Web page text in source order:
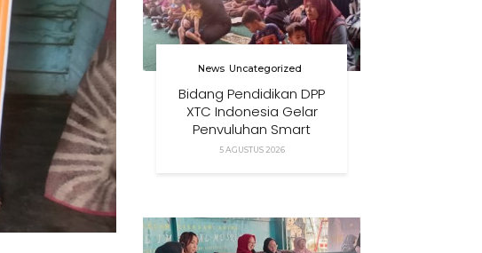
News Uncategorized
Bidang Pendidikan DPP
XTC Indonesia Gelar
Penyuluhan Smart
Parenting Di Desa
5 AGUSTUS 2026